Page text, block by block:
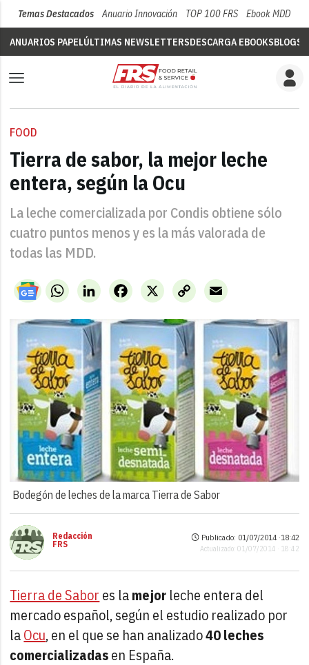
Temas Destacados Anuario Innovación TOP 100 FRS Ebook MDD
ANUARIOS PAPELÚLTIMAS NEWSLETTERSDESCARGA EBOOKSBLOGS
FOOD
Tierra de sabor, la mejor leche
entera, según la Ocu
La leche comercializada por Condis obtiene sólo
cuatro puntos menos y es la más valorada de
todas las MDD.
WhatsAppLinkedIn X
Facebook
Copy
Link
Email
Bodegón de leches de la marca Tierra de Sabor
Redacción
FRS
Publicado: 01/07/2014 ·18:42
Actualizado: 01/07/2014 · 18:42
Tierra de Sabor es lamejor leche entera del
mercado español, según el estudio realizado por
laOcu, en el que se han analizado40 leches
comercializadasen España.